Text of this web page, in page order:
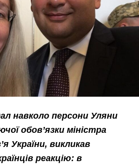
навколо персони Уляни
обов’язки міністра
України, викликав
реакцію: в